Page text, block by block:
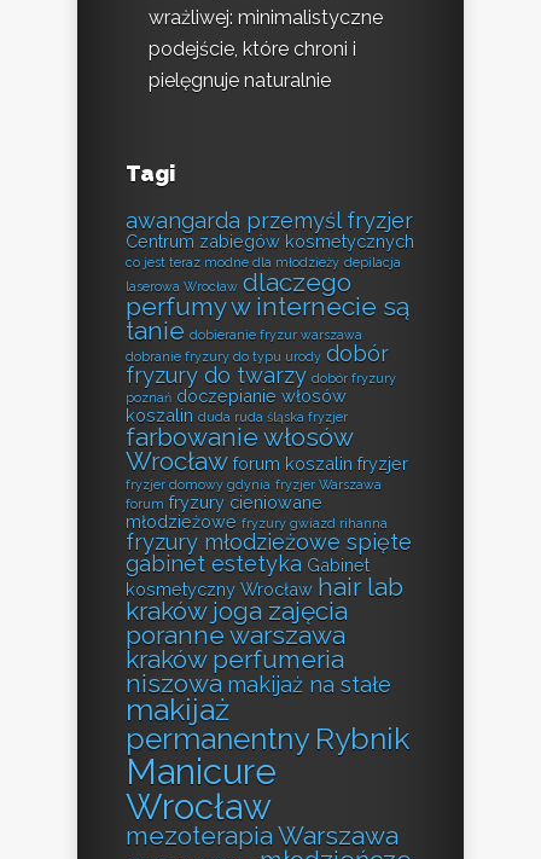
wrażliwej: minimalistyczne
podejście, które chroni i
pielęgnuje naturalnie
Tagi
awangarda przemyśl fryzjer
Centrum zabiegów kosmetycznych
co jest teraz modne dla młodzieży depilacja
laserowa Wrocław dlaczego
perfumy w internecie są
tanie dobieranie fryzur warszawa
dobranie fryzury do typu urody dobór
fryzury do twarzy dobór fryzury
poznań doczepianie włosów
koszalin duda ruda śląska fryzjer
farbowanie włosów
Wrocław forum koszalin fryzjer
fryzjer domowy gdynia fryzjer Warszawa
forum fryzury cieniowane
młodzieżowe fryzury gwiazd rihanna
fryzury młodzieżowe spięte
gabinet estetyka Gabinet
kosmetyczny Wrocław hair lab
kraków joga zajęcia
poranne warszawa
kraków perfumeria
niszowa makijaż na stałe
makijaż
permanentny Rybnik
Manicure
Wrocław
mezoterapia Warszawa